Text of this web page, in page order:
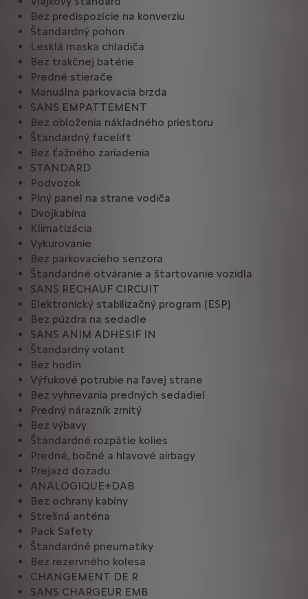
Bez predispozície na konverziu
Štandardný pohon
Lesklá maska chladiča
Bez trakčnej batérie
Predné stierače
Manuálna parkovacia brzda
SANS EMPATTEMENT
Bez obloženia nákladného priestoru
Štandardný facelift
Bez ťažného zariadenia
STANDARD
Podvozok
Plný panel na strane vodiča
Dvojkabína
Klimatizácia
Vykurovanie
Bez parkovacieho senzora
Štandardné otváranie a štartovanie vozidla
SANS RECHAUF CIRCUIT
Elektronický stabilizačný program (ESP)
Bez púzdra na sedadle
SANS ANIM ADHESIF IN
Štandardný volant
Bez hodín
Výfukové potrubie na ľavej strane
Bez vyhrievania predných sedadiel
Predný nárazník zrnitý
Bez výbavy
Štandardné rozpätie kolies
Predné, bočné a hlavové airbagy
Prejazd dozadu
ANALOGIQUE+DAB
Bez ochrany kabíny
Strešná anténa
Pack Safety
Štandardné pneumatiky
Bez rezervného kolesa
CHANGEMENT DE R
SANS CHARGEUR EMB